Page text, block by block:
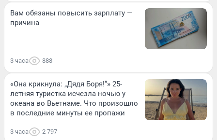
Вам обязаны повысить зарплату —
причина
3 часа 888
«Она крикнула: „Дядя Боря!“» 25-
летняя туристка исчезла ночью у
океана во Вьетнаме. Что произошло
в последние минуты ее пропажи
3 часа 2 797